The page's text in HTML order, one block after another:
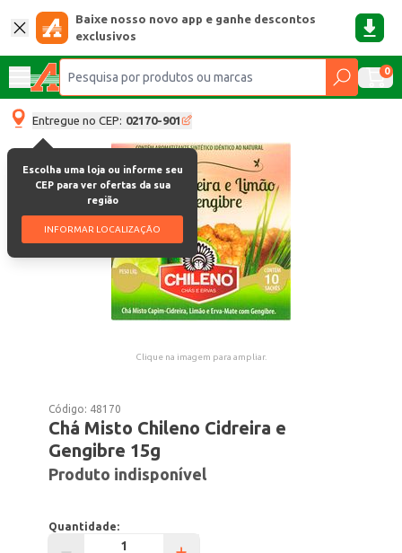
Baixe nosso novo app e ganhe descontos
exclusivos
0
Entregue no CEP: 02170-901
Escolha uma loja ou informe seu
CEP para ver ofertas da sua
região
INFORMAR LOCALIZAÇÃO
Clique na imagem para ampliar.
Código: 48170
Chá Misto Chileno Cidreira e
Gengibre 15g
Produto indisponível
Quantidade: